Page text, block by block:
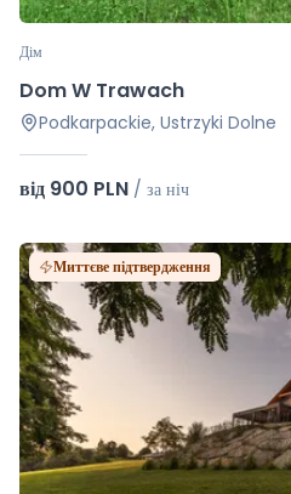
Дім
Dom W Trawach
Podkarpackie, Ustrzyki Dolne
від 900 PLN / за ніч
Миттєве підтвердження